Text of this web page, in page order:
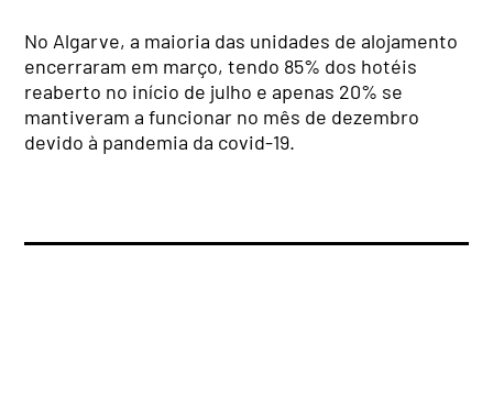
No Algarve, a maioria das unidades de alojamento
encerraram em março, tendo 85% dos hotéis
reaberto no início de julho e apenas 20% se
mantiveram a funcionar no mês de dezembro
devido à pandemia da covid-19.